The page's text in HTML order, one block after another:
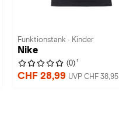
Funktionstank · Kinder
Nike
(0) 1
CHF 28,99 UVP CHF 38,95